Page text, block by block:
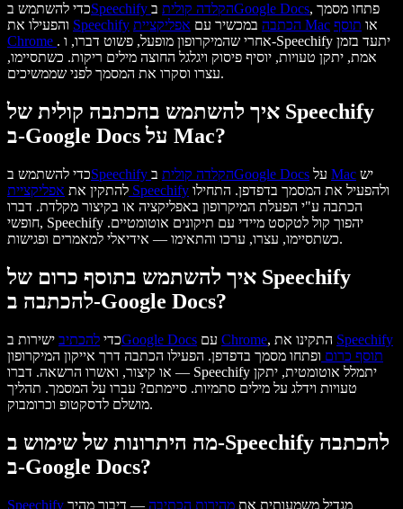
כדי להשתמש בSpeechify הקלדה קולית ב Google Docs, פתחו מסמך
Speechify הכתבה במכשיר עם אפליקציית Mac או תוסף
Chrome . אחרי שהמיקרופון מופעל, פשוט דברו, ו-Speechify יתעד בזמן
אמת, יתקן טעויות, יוסיף פיסוק ויגלגל החוצה מילים ריקות. כשתסיימו,
עצרו וסקרו את המסמך לפני שממשיכים.
איך להשתמש בהכתבה קולית של Speechify
ב-Google Docs על Mac?
כדי להשתמש בSpeechify הקלדה קולית ב Google Docs Mac
להתקין את אפליקציית Speechify
הכתבה ע"י הפעלת המיקרופון באפליקציה או בקיצור מקלדת. דברו
חופשי, Speechify יהפוך קול לטקסט מיידי עם תיקונים אוטומטיים.
כשתסיימו, עצרו, ערכו והתאימו — אידיאלי למאמרים ופגישות.
איך להשתמש בתוסף כרום של Speechify
להכתבה ב-Google Docs?
כדי להכתיב ישירות ב Google Docs Chrome
Speechify
תוסף כרום ופתחו מסמך בדפדפן. הפעילו הכתבה דרך אייקון המיקרופון
או קיצור, ואשרו הרשאה. דברו — Speechify יתמלל אוטומטית, יתקן
טעויות וידלג על מילים סתמיות. סיימתם? עברו על המסמך. תהליך
מושלם לדסקטופ וכרומבוק.
מה היתרונות של שימוש ב-Speechify להכתבה
ב-Google Docs?
Speechify מגדיל משמעותית את מהירות הכתיבה — דיבור מהיר